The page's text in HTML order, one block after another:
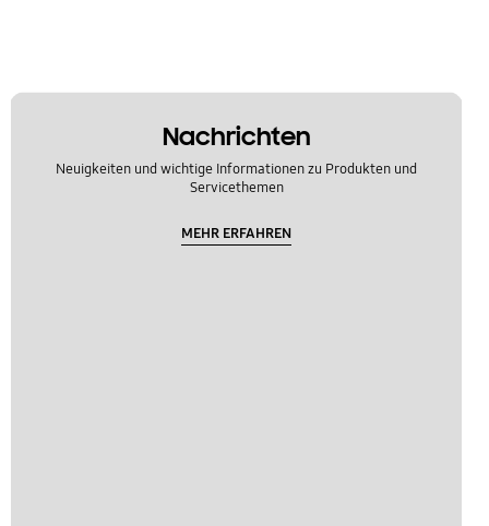
Nachrichten
Neuigkeiten und wichtige Informationen zu Produkten und
Servicethemen
MEHR ERFAHREN